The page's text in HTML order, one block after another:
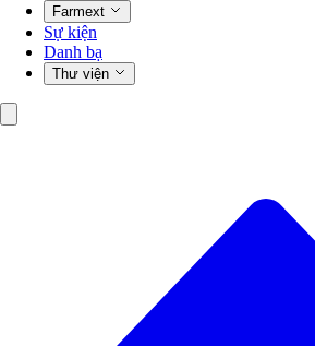
Farmext
Sự kiện
Danh bạ
Thư viện